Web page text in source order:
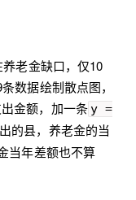
老金缺口，仅10
数据绘制散点图，
金额，加一条 y =
的县，养老金的当
当年差额也不算